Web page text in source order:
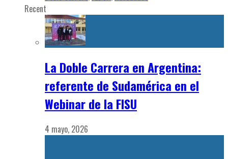
4 mayo, 2026
FeDUA presentó SUPERFECHAS, el
Deporte Universitario 2.0: sistema,
innovación y nuevo modelo de
desarrollo deportivo
22 abril, 2026